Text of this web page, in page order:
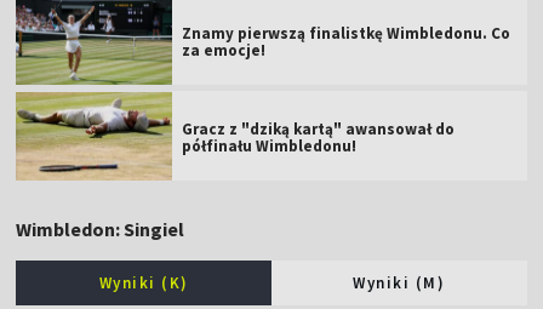
Znamy pierwszą finalistkę Wimbledonu. Co
za emocje!
Gracz z "dziką kartą" awansował do
półfinału Wimbledonu!
Wimbledon: Singiel
Wyniki (K) Wyniki (M)